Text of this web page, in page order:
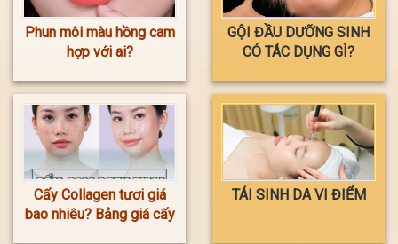
Phun môi màu hồng cam
hợp với ai?
GỘI ĐẦU DƯỠNG SINH
CÓ TÁC DỤNG GÌ?
Cấy Collagen tươi giá
bao nhiêu? Bảng giá cấy
TÁI SINH DA VI ĐIỂM